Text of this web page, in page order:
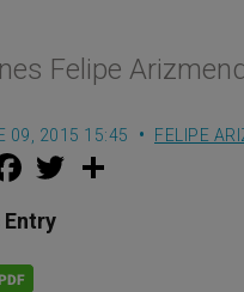
Felipe
09, 2015 15:45 FELIPE
F
a
e
b
o
w
Entry